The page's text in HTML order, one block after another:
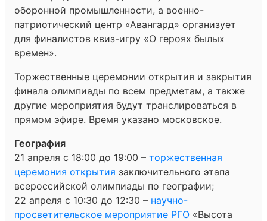
оборонной промышленности, а военно-
патриотический центр «Авангард» организует
для финалистов квиз-игру «О героях былых
времен».
Торжественные церемонии открытия и закрытия
финала олимпиады по всем предметам, а также
другие мероприятия будут транслироваться в
прямом эфире. Время указано московское.
География
21 апреля с 18:00 до 19:00 – торжественная
церемония открытия заключительного этапа
всероссийской олимпиады по географии;
22 апреля с 10:30 до 12:30 – научно-
просветительское мероприятие РГО «Высота